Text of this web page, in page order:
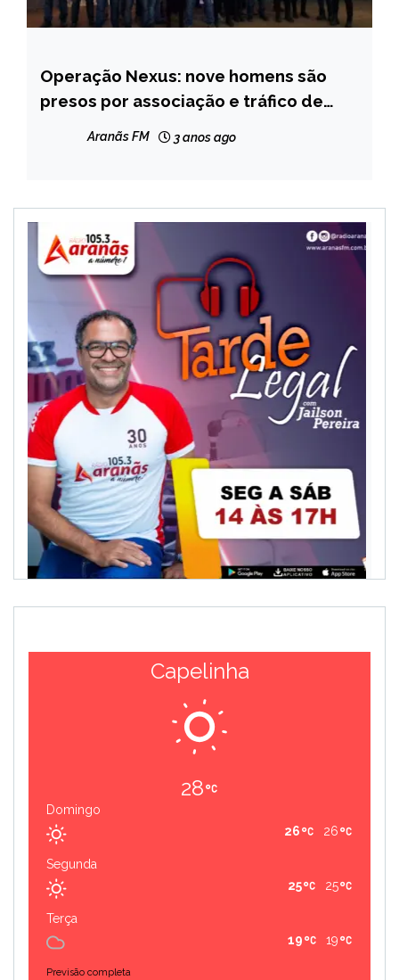
CAPELINHA
MINAS
Operação Nexus: nove homens são
presos por associação e tráfico de
Aranãs FM 3 anos ago
Capelinha
28
Domingo
26
26
Segunda
25
25
Terça
19
19
Previsão completa